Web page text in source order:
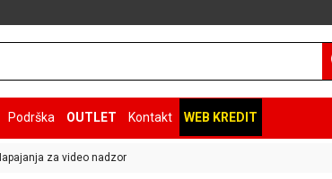
Podrška OUTLET Kontakt WEB KREDIT
za video nadzor